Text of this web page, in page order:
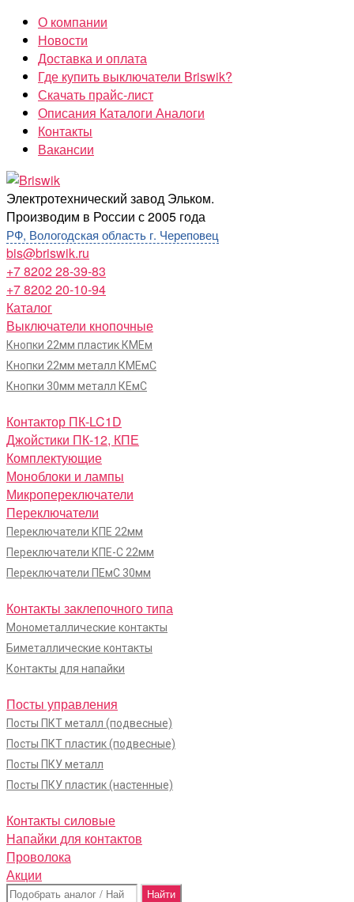
Перейти
содержимому
О компании
Новости
Доставка и оплата
Где купить выключатели Briswik?
Скачать прайс-лист
Описания Каталоги Аналоги
Контакты
Вакансии
Briswik
Электротехнический завод Эльком.
Производим в России с 2005 года
РФ, Вологодская область г. Череповец
bis@briswik.ru
+7 8202 28-39-83
+7 8202 20-10-94
Каталог
Выключатели кнопочные
Кнопки 22мм пластик КМЕм
Кнопки 22мм металл КМЕмС
Кнопки 30мм металл КЕмС
Контактор ПК-LC1D
Джойстики ПК-12, КПЕ
Комплектующие
Моноблоки и лампы
Микропереключатели
Переключатели
Переключатели КПЕ 22мм
Переключатели КПЕ-С 22мм
Переключатели ПЕмС 30мм
Контакты заклепочного типа
Монометаллические контакты
Биметаллические контакты
Контакты для напайки
Посты управления
Посты ПКТ металл (подвесные)
Посты ПКТ пластик (подвесные)
Посты ПКУ металл
Посты ПКУ пластик (настенные)
Контакты силовые
Напайки для контактов
Проволока
Акции
Поиск: